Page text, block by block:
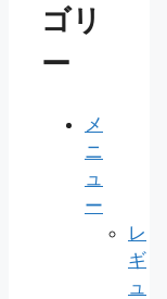
ゴリ
ー
メ
ニ
ュ
ー
レ
ギ
ュ